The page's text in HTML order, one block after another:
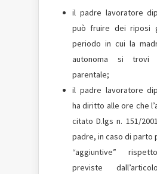
il padre lavoratore
può fruire dei riposi
periodo in cui la
autonoma si trovi
parentale;
il padre lavoratore
ha diritto alle ore che
citato D.lgs n. 151/
padre, in caso di parto
“aggiuntive”
previste